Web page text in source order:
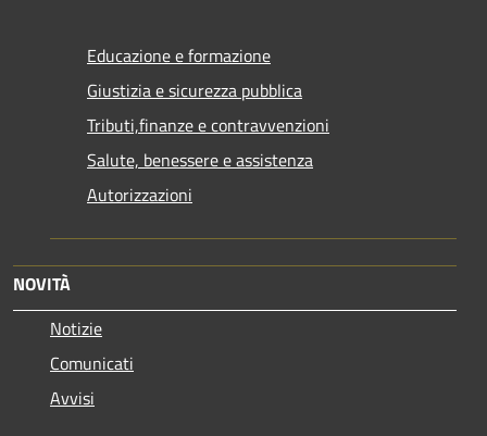
Educazione e formazione
Giustizia e sicurezza pubblica
Tributi,finanze e contravvenzioni
Salute, benessere e assistenza
Autorizzazioni
NOVITÀ
Notizie
Comunicati
Avvisi